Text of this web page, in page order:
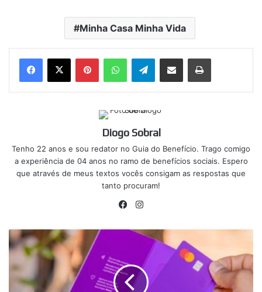
Minha Casa Minha Vida
PinterestWhatsAppTelegramCompartilhar via e-mail Imprimir
Diogo Sobral
Tenho 22 anos e sou redator no Guia do Benefício. Trago comigo
a experiência de 04 anos no ramo de benefícios sociais. Espero
que através de meus textos vocês consigam as respostas que
tanto procuram!
Facebook
Empreendedores
ganham
novas
facilidades
com